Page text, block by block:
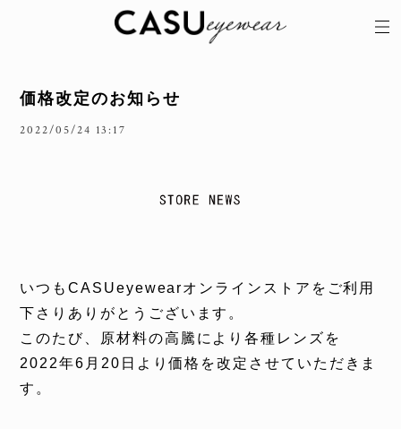
価格改定のお知らせ
2022/05/24 13:17
いつもCASUeyewearオンラインストアをご利用
下さりありがとうございます。
このたび、原材料の高騰により各種レンズを
2022年6 月 20 日より価格を改定させていただきま
す。